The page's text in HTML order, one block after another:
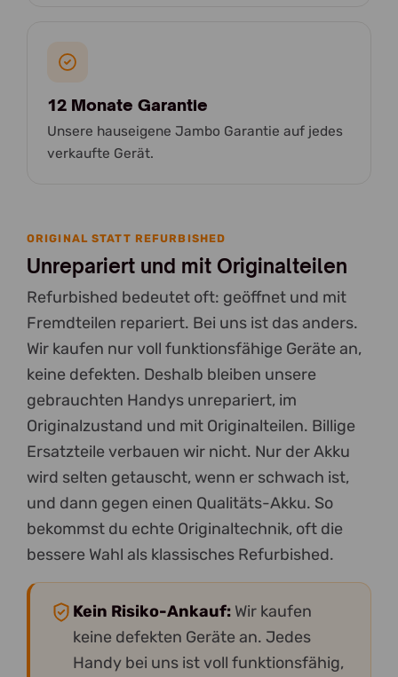
12 Monate Garantie
Unsere hauseigene Jambo Garantie auf jedes
verkaufte Gerät.
ORIGINAL STATT REFURBISHED
Unrepariert und mit Originalteilen
Refurbished bedeutet oft: geöffnet und mit
Fremdteilen repariert. Bei uns ist das anders.
Wir kaufen nur voll funktionsfähige Geräte an,
keine defekten. Deshalb bleiben unsere
gebrauchten Handys unrepariert, im
Originalzustand und mit Originalteilen. Billige
Ersatzteile verbauen wir nicht. Nur der Akku
wird selten getauscht, wenn er schwach ist,
und dann gegen einen Qualitäts-Akku. So
bekommst du echte Originaltechnik, oft die
bessere Wahl als klassisches Refurbished.
Kein Risiko-Ankauf: Wir kaufen
keine defekten Geräte an. Jedes
Handy bei uns ist voll funktionsfähig,